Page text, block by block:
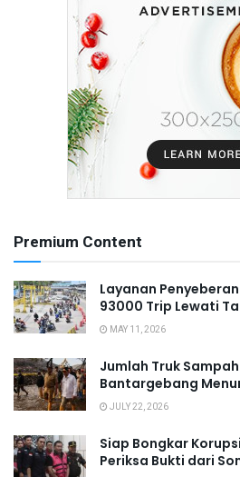
Premium Content
Layanan
93000 Trip Lewati
MAY 11, 2026
Jumlah Truk Sampah
Bantargebang
JULY 22, 2026
Siap Bongkar
Periksa Bukti dari